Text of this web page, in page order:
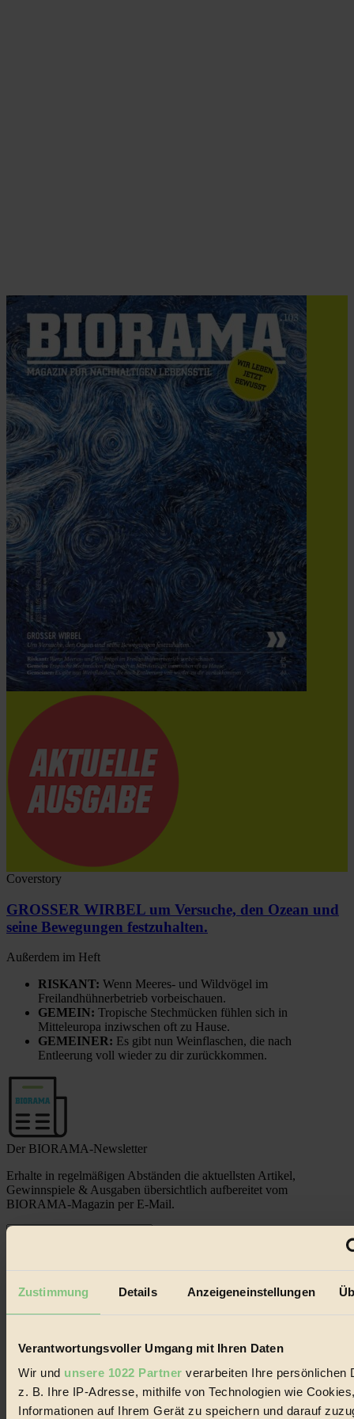
Zustimmung Details Anzeigeneinstellungen
Verantwortungsvoller Umgang mit Ihren Daten
Wir und unsere 1022 Partner verarbeiten Ihre persönlichen
z. B. Ihre IP-Adresse, mithilfe von Technologien wie
Informationen auf Ihrem Gerät zu speichern und darauf
Coverstory
GROSSER WIRBEL um Versuche, den Ozean und
seine Bewegungen festzuhalten.
Außerdem im Heft
RISKANT: Wenn Meeres- und Wildvögel im
Freilandhühnerbetrieb vorbeischauen.
GEMEIN: Tropische Stechmücken fühlen sich in
Mitteleuropa inziwschen oft zu Hause.
GEMEINER: Es gibt nun Weinflaschen, die nach
Entleerung voll wieder zu dir zurückkommen.
Der BIORAMA-Newsletter
Erhalte in regelmäßigen Abständen die aktuellsten Artikel,
Gewinnspiele & Ausgaben übersichtlich aufbereitet vom
BIORAMA-Magazin per E-Mail.
Impressum & Disclaimer
Datenschutz